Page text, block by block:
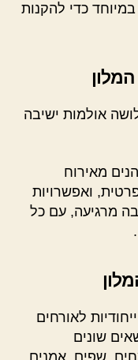
כדי להקנות
אולמות ישיבה
מאירוח
ואפשרויות
מרגיעה, עם כל
לאורחים
שונים
שפים, אמנים